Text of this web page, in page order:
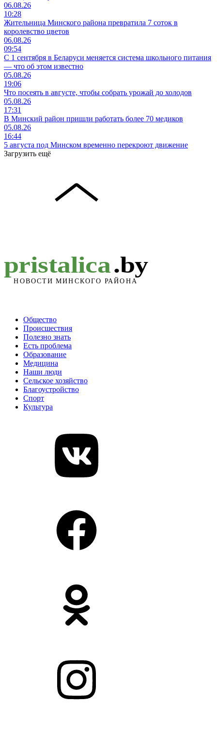
06.08.26
10:28
Жительница Минского района превратила 7 соток в
королевство цветов
06.08.26
09:54
С 1 сентября в Беларуси меняется система школьного питания
— что об этом известно
05.08.26
19:06
Что посеять в августе, чтобы собрать урожай до холодов
05.08.26
17:31
В Минский район пришли работать более 70 медиков
05.08.26
16:44
5 августа под Минском временно перекроют движение
Загрузить ещё
Общество
Происшествия
Полезно знать
Есть проблема
Образование
Медицина
Наши люди
Сельское хозяйство
Благоустройство
Спорт
Культура